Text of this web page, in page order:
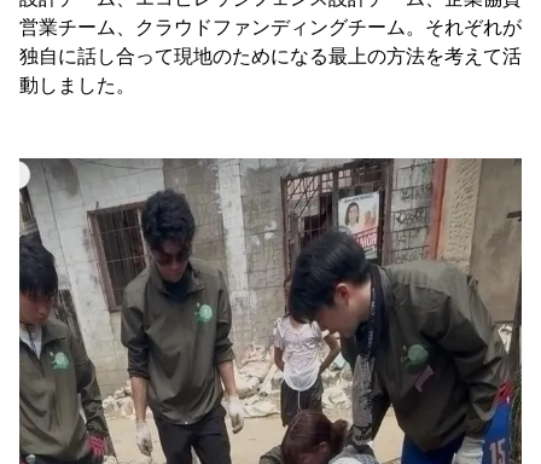
営業チーム、クラウドファンディングチーム。それぞれが
独自に話し合って現地のためになる最上の方法を考えて活
動しました。